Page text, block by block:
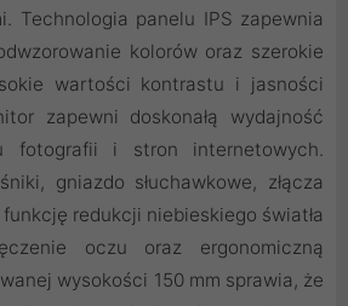
Technologia panelu IPS zapewnia
kolorów oraz szerokie
wartości kontrastu i jasności
zapewni doskonałą wydajność
fotografii i stron internetowych.
gniazdo słuchawkowe, złącza
redukcji niebieskiego światła
oczu oraz ergonomiczną
wysokości 150 mm sprawia, że